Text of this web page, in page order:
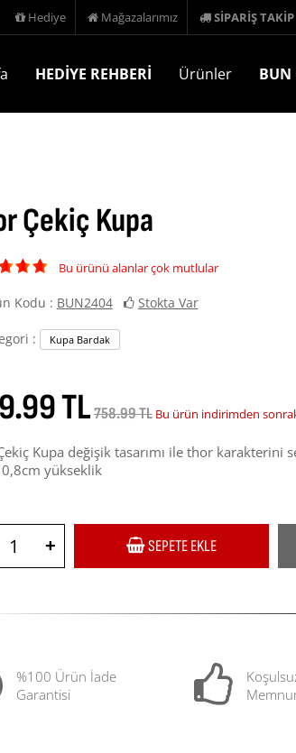
Hediye Mağazalarımız SİPARİŞ TAKİP
HEDİYE REHBERİ Ürünler BUN
Çekiç Kupa
Bu ürünü alanlar çok mutlular
Kodu : BUN2404 Stokta Var
: Kupa Bardak
TL758.99 TL Bu ürün indirimden
Kupa değişik tasarımı ile thor
yükseklik
+ SEPETE EKLE
%100 Ürün İade
Garantisi